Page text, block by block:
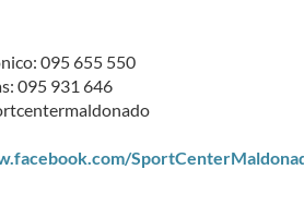
095 655 550
095 931 646